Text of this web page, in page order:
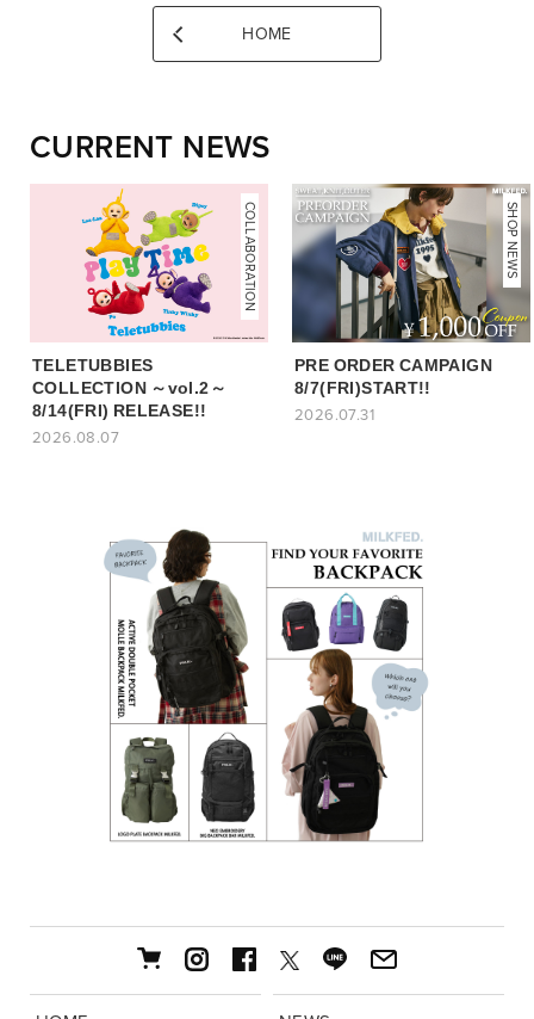
HOME
CURRENT NEWS
COLLABORATION
TELETUBBIES
COLLECTION ～vol.2～
8/14(FRI) RELEASE!!
2026.08.07
NEWS
SHOP NEWS
PRE ORDER CAMPAIGN
8/7(FRI)START!!
2026.07.31